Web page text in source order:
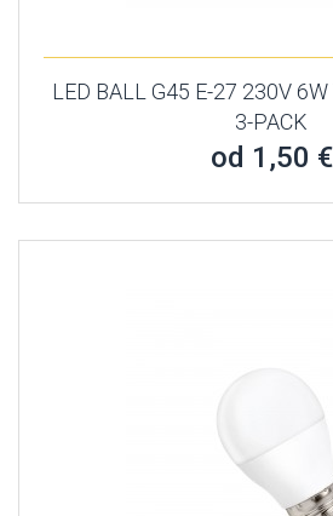
LED BALL G45 E-27 230V
3-PACK
od 1,50 €